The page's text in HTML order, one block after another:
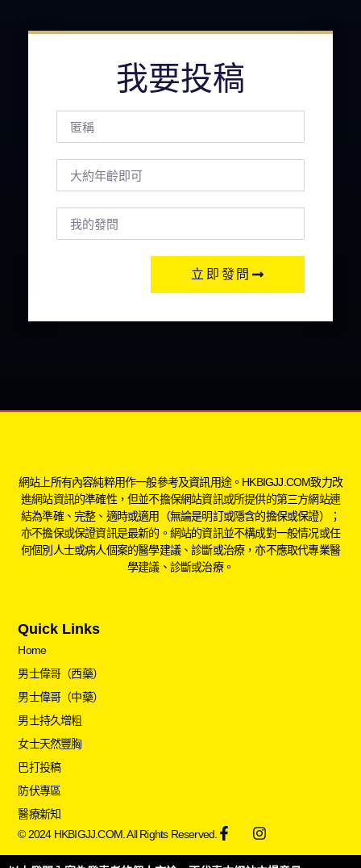
我要投稿
立即發問
網站上所有內容純粹用作一般參考及資訊用途。HKBIGJJ.COM致力改
進網站資訊的準確性，但並不擔保網站資訊或所提供的第三方網站連
結為準確、完整、適時或適用（無論是明訂或隱含的擔保或保證）；
亦不擔保或保證資訊是最新的。網站的資訊並不構成對一般情况或任
何個別人士或病人個案的醫學建議、診斷或治療，亦不應取代專業醫
學建議、診斷或治療。
Quick Links
Home
男士偉哥（西藥）
男士偉哥（中藥）
男士持久增粗
女士天然豐胸
巴打投稿
防伏專區
醫療新知
© 2024 HKBIGJJ.COM. All Rights Reserved.